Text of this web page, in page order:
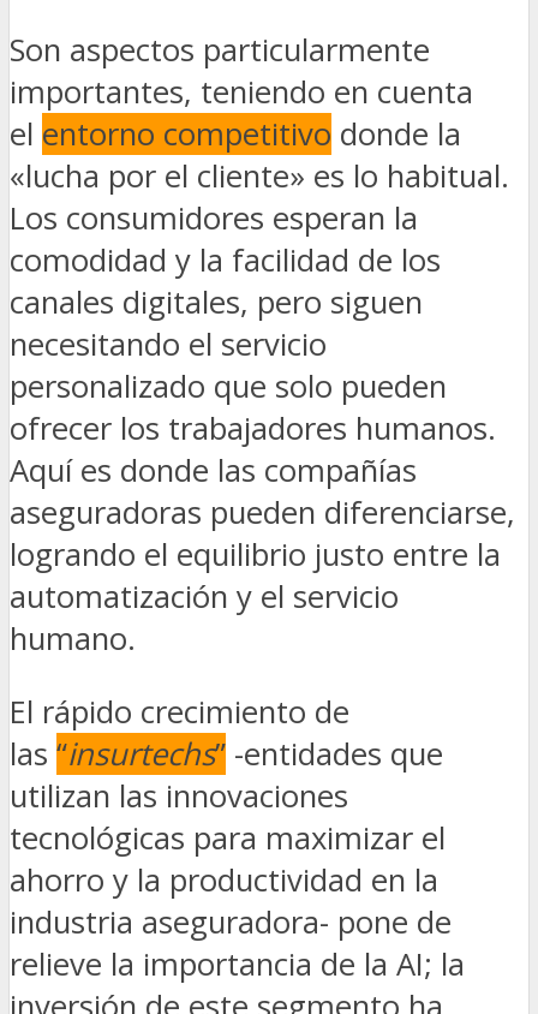
Son aspectos particularmente
importantes, teniendo en cuenta
el entorno competitivo donde la
«lucha por el cliente» es lo habitual.
Los consumidores esperan la
comodidad y la facilidad de los
canales digitales, pero siguen
necesitando el servicio
personalizado que solo pueden
ofrecer los trabajadores humanos.
Aquí es donde las compañías
aseguradoras pueden diferenciarse,
logrando el equilibrio justo entre la
automatización y el servicio
humano.
El rápido crecimiento de
las “insurtechs” -entidades que
utilizan las innovaciones
tecnológicas para maximizar el
ahorro y la productividad en la
industria aseguradora- pone de
relieve la importancia de la AI; la